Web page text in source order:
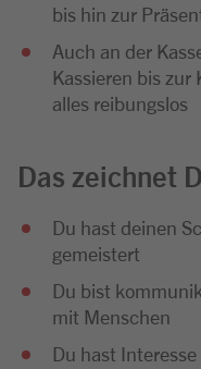
bis hin zur
Auch an der
Kassieren bis
alles reibungslos
Das zeichnet
Du hast deinen
gemeistert
Du bist
mit Menschen
Du hast